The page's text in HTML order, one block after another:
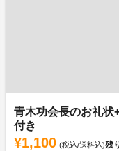
青木功会長のお礼状
付き
¥1,100 (税込/送料込)残